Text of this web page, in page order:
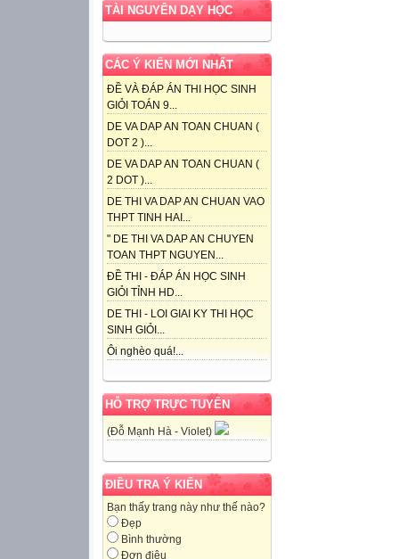
TÀI NGUYÊN DẠY HỌC
CÁC Ý KIẾN MỚI NHẤT
ĐỀ VÀ ĐÁP ÁN THI HỌC SINH
GIỎI TOÁN 9...
DE VA DAP AN TOAN CHUAN (
DOT 2 )...
DE VA DAP AN TOAN CHUAN (
2 DOT )...
DE THI VA DAP AN CHUAN VAO
THPT TINH HAI...
" DE THI VA DAP AN CHUYEN
TOAN THPT NGUYEN...
ĐỀ THI - ĐÁP ÁN HỌC SINH
GIỎI TỈNH HD...
DE THI - LOI GIAI KY THI HỌC
SINH GIỎI...
Ôi nghèo quá!...
HỖ TRỢ TRỰC TUYẾN
(Đỗ Mạnh Hà - Violet)
ĐIỀU TRA Ý KIẾN
Bạn thấy trang này như thế nào?
Đẹp
Bình thường
Đơn điệu